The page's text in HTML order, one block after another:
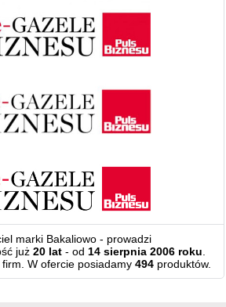
marki Bakaliowo - prowadzi
już20 lat - od14 sierpnia 2006 roku.
firm. W ofercie posiadamy494 produktów.